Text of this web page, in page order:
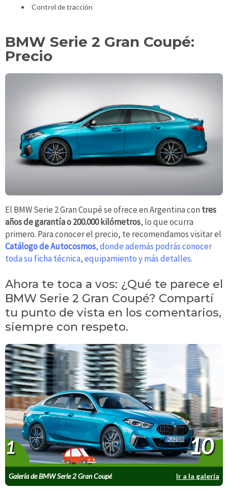
Control de tracción
BMW Serie 2 Gran Coupé:
Precio
El BMW Serie 2 Gran Coupé se ofrece en Argentina con tres
años de garantía o 200.000 kilómetros, lo que ocurra
primero. Para conocer el precio, te recomendamos visitar el
Catálogo de Autocosmos, donde además podrás conocer
toda su ficha técnica, equipamiento y más detalles.
Ahora te toca a vos: ¿Qué te parece el
BMW Serie 2 Gran Coupé? Compartí
tu punto de vista en los comentarios,
siempre con respeto.
Galería de BMW Serie 2 Gran Coupé Ir a la galería
1 10